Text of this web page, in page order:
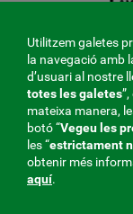
Utilitzem galetes
la navegació amb
d’usuari al nostre
totes les galetes
mateixa manera,
botó “Vegeu les
les “estrictament
obtenir més
aquí.